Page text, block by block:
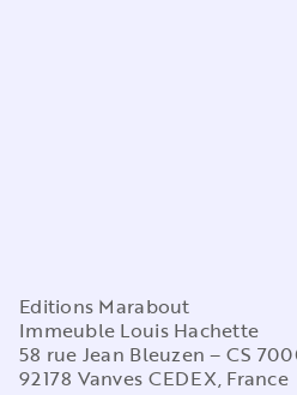
Editions Marabout
Immeuble Louis Hachette
58 rue Jean Bleuzen – CS
92178 Vanves CEDEX, France